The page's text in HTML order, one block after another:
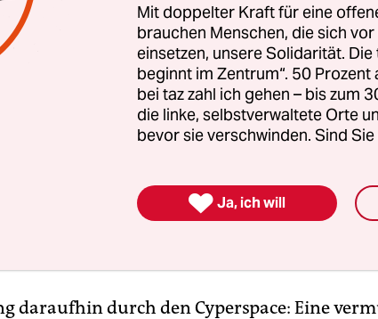
daraufhin durch den Cyperspace: Eine
Mit doppelter Kraft für eine
brauchen Menschen, die sich
einsetzen, unsere Solidarität.
beginnt im Zentrum“. 50
bei taz zahl ich gehen – bis zum
die linke, selbstverwaltete Orte
bevor sie verschwinden. Sind
 Ja, ich will